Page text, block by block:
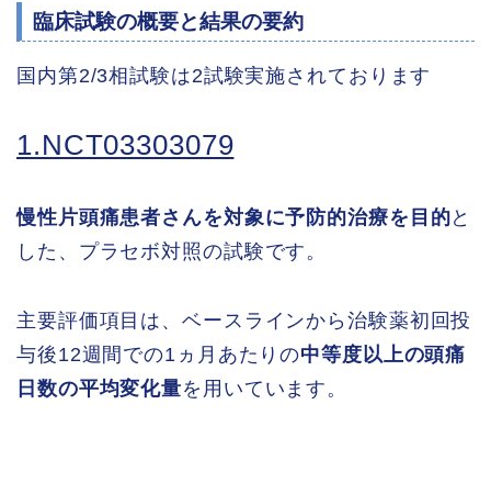
臨床試験の概要と結果の要約
国内第2/3相試験は2試験実施されております
1.NCT03303079
慢性片頭痛患者さんを対象に予防的治療を目的と
した、プラセボ対照の試験です。
主要評価項目は、ベースラインから治験薬初回投
与後12週間での1ヵ月あたりの中等度以上の頭痛
日数の平均変化量を用いています。